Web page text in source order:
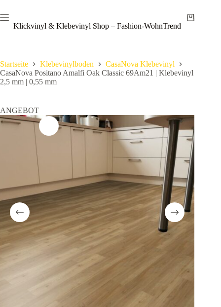
Inhalt
springenKlickvinyl & Klebevinyl Shop – Fashion-WohnTrend
Warenkorb
Startseite Klebevinylboden
CasaNova Klebevinyl
CasaNova Positano Amalfi Oak Classic 69Am21 | Klebevinyl
2,5 mm | 0,55 mm
ANGEBOT